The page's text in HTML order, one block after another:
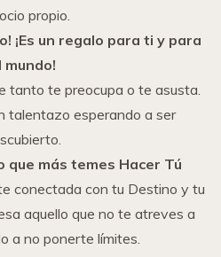
propio.
¡Es un regalo para ti y para
mundo!
tanto te preocupa o te asusta.
talentazo esperando a ser
que más temes Hacer Tú
conectada con tu Destino y tu
aquello que no te atreves a
a no ponerte límites.